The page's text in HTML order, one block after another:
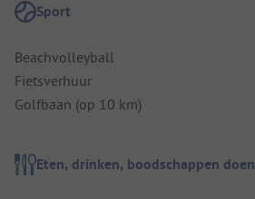
Sport
Beachvolleyball
Fietsverhuur
Golfbaan (op 10 km)
Eten, drinken, boodschappen doen